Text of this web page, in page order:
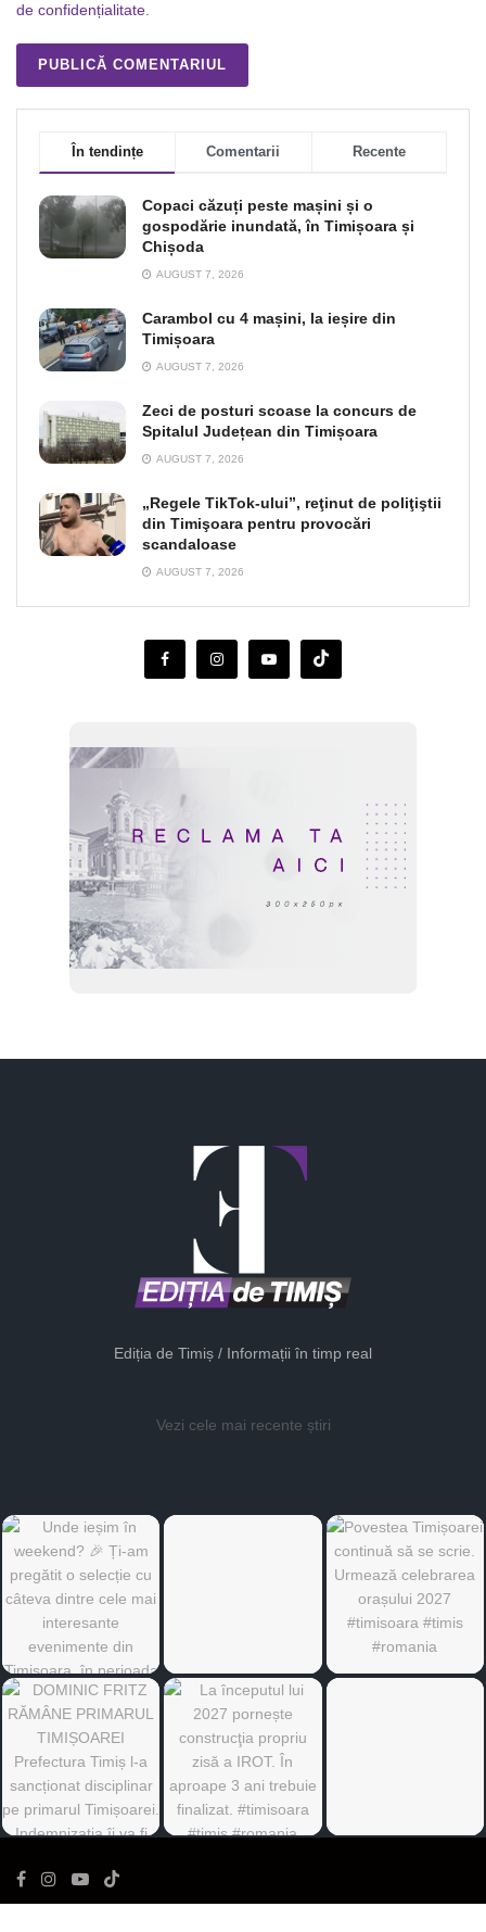
de confidențialitate.
În tendințe Comentarii Recente
Copaci căzuți peste mașini și o
gospodărie inundată, în Timișoara și
Chișoda
AUGUST 7, 2026
Carambol cu 4 mașini, la ieșire din
Timișoara
AUGUST 7, 2026
Zeci de posturi scoase la concurs de
Spitalul Județean din Timișoara
AUGUST 7, 2026
„Regele TikTok-ului”, reţinut de poliţiştii
din Timişoara pentru provocări
scandaloase
AUGUST 7, 2026
Ediția de Timiș / Informații în timp real
Vezi cele mai recente știri